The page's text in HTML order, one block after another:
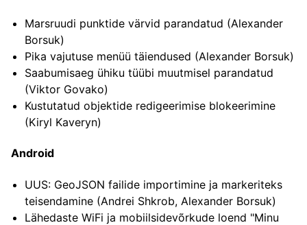
Marsruudi punktide värvid parandatud (Alexander
Borsuk)
Pika vajutuse menüü täiendused (Alexander Borsuk)
Saabumisaeg ühiku tüübi muutmisel parandatud
(Viktor Govako)
Kustutatud objektide redigeerimise blokeerimine
(Kiryl Kaveryn)
Android
UUS: GeoJSON failide importimine ja markeriteks
teisendamine (Andrei Shkrob, Alexander Borsuk)
Lähedaste WiFi ja mobiilsidevõrkude loend "Minu